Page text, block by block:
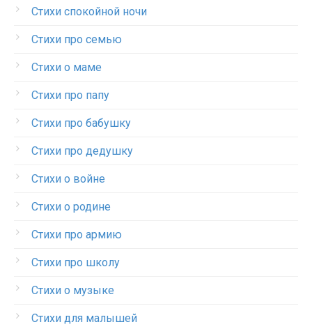
Стихи спокойной ночи
Стихи про семью
Стихи о маме
Стихи про папу
Стихи про бабушку
Стихи про дедушку
Стихи о войне
Стихи о родине
Стихи про армию
Стихи про школу
Стихи о музыке
Стихи для малышей